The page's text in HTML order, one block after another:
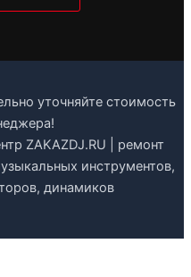
уточняйте стоимость
ZAKAZDJ.RU | ремонт
инструментов,
динамиков